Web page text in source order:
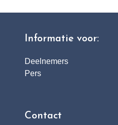
Informatie voor:
Deelnemers
Pers
Contact